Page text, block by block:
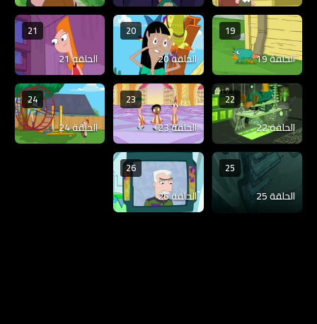
19
الحلقة 19
20
الحلقة 20
21
الحلقة 21
22
الحلقة 22
23
الحلقة 23
24
الحلقة 24
25
الحلقة 25
26
الحلقة 26